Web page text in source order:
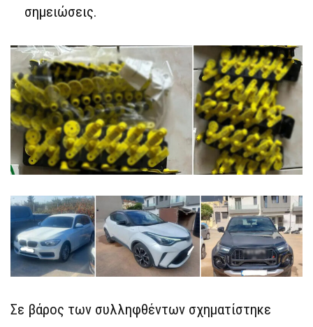
σημειώσεις.
Σε βάρος των συλληφθέντων σχηματίστηκε